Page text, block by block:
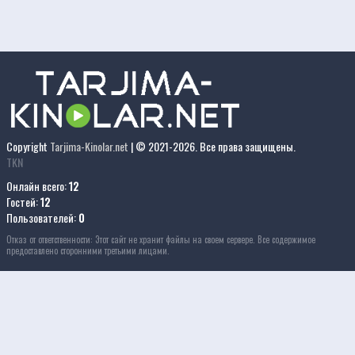
Copyright Tarjima-Kinolar.net | © 2021-2026. Все права защищены.
TKN
Онлайн всего:12
Гостей:12
Пользователей:0
Отказ от ответственности: Этот сайт не хранит файлы на своем сервере. Все содержимое
предоставлено сторонними третьими лицами.